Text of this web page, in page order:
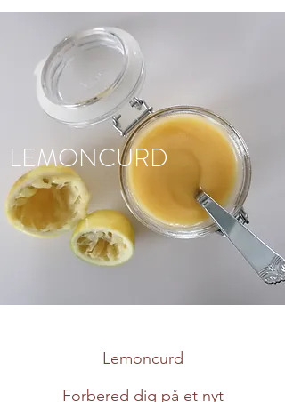
LEMONCURD
Lemoncurd
Forbered dig på et nyt